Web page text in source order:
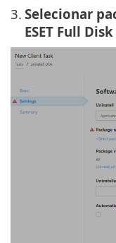
3. Selecionar
ESET Full